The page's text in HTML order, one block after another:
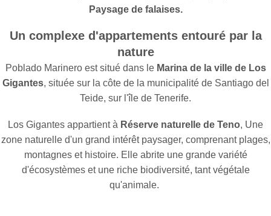
Paysage de falaises.
Un complexe d'appartements entouré par la
nature
Poblado Marinero est situé dans le Marina de la ville de Los
Gigantes, située sur la côte de la municipalité de Santiago del
Teide, sur l'île de Tenerife.
Los Gigantes appartient à Réserve naturelle de Teno, Une
zone naturelle d'un grand intérêt paysager, comprenant plages,
montagnes et histoire. Elle abrite une grande variété
d'écosystèmes et une riche biodiversité, tant végétale
qu'animale.